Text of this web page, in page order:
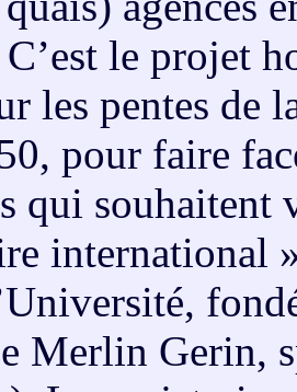
le projet
les pentes de
pour faire
qui souhaitent
international
Merlin Gerin,